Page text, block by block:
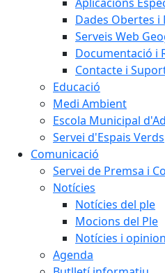
Dades Obertes i
Serveis Web
Documentació i
Contacte i
Educació
Medi Ambient
Escola Municipal
Servei d'Espais Verds
Comunicació
Servei de Premsa i
Notícies
Notícies del ple
Mocions del Ple
Notícies i
Agenda